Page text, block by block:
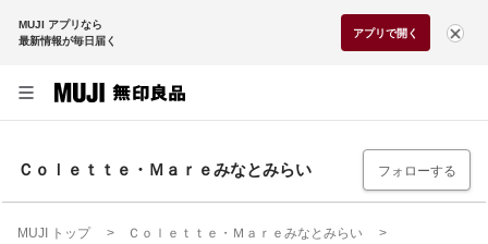
MUJI アプリなら
最新情報が毎日届く
アプリで開く
Ｃｏｌｅｔｔｅ・Ｍａｒｅみなとみらい フォローする
MUJI トップ
Ｃｏｌｅｔｔｅ・Ｍａｒｅみなとみらい